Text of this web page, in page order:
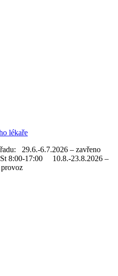
lékaře
29.6.-6.7.2026 – zavřeno
8:00-17:00 10.8.-23.8.2026 –